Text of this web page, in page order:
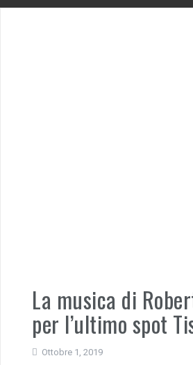
La musica di
per l’ultimo spot
Ottobre 1, 2019